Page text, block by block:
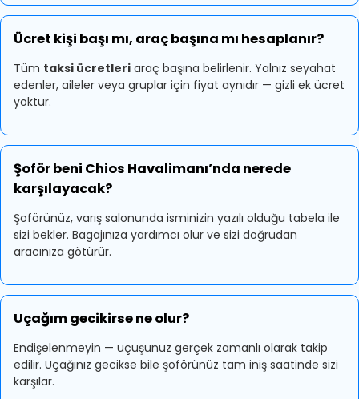
Ücret kişi başı mı, araç başına mı hesaplanır?
Tüm taksi ücretleri araç başına belirlenir. Yalnız seyahat
edenler, aileler veya gruplar için fiyat aynıdır — gizli ek ücret
yoktur.
Şoför beni Chios Havalimanı’nda nerede
karşılayacak?
Şoförünüz, varış salonunda isminizin yazılı olduğu tabela ile
sizi bekler. Bagajınıza yardımcı olur ve sizi doğrudan
aracınıza götürür.
Uçağım gecikirse ne olur?
Endişelenmeyin — uçuşunuz gerçek zamanlı olarak takip
edilir. Uçağınız gecikse bile şoförünüz tam iniş saatinde sizi
karşılar.